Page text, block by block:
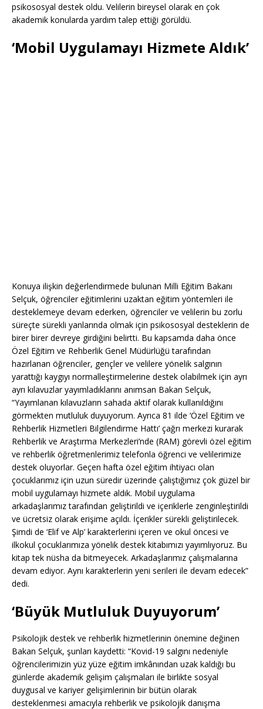
psikososyal destek oldu. Velilerin bireysel olarak en çok
akademik konularda yardım talep ettiği görüldü.
‘Mobil Uygulamayı Hizmete Aldık’
Konuya ilişkin değerlendirmede bulunan Milli Eğitim Bakanı
Selçuk, öğrenciler eğitimlerini uzaktan eğitim yöntemleri ile
desteklemeye devam ederken, öğrenciler ve velilerin bu zorlu
süreçte sürekli yanlarında olmak için psikososyal desteklerin de
birer birer devreye girdiğini belirtti. Bu kapsamda daha önce
Özel Eğitim ve Rehberlik Genel Müdürlüğü tarafından
hazırlanan öğrenciler, gençler ve velilere yönelik salgının
yarattığı kaygıyı normalleştirmelerine destek olabilmek için ayrı
ayrı kılavuzlar yayımladıklarını anımsan Bakan Selçuk,
“Yayımlanan kılavuzların sahada aktif olarak kullanıldığını
görmekten mutluluk duyuyorum. Ayrıca 81 ilde ‘Özel Eğitim ve
Rehberlik Hizmetleri Bilgilendirme Hattı’ çağrı merkezi kurarak
Rehberlik ve Araştırma Merkezleri’nde (RAM) görevli özel eğitim
ve rehberlik öğretmenlerimiz telefonla öğrenci ve velilerimize
destek oluyorlar. Geçen hafta özel eğitim ihtiyacı olan
çocuklarımız için uzun süredir üzerinde çalıştığımız çok güzel bir
mobil uygulamayı hizmete aldık. Mobil uygulama
arkadaşlarımız tarafından geliştirildi ve içeriklerle zenginleştirildi
ve ücretsiz olarak erişime açıldı. İçerikler sürekli geliştirilecek.
Şimdi de ‘Elif ve Alp’ karakterlerini içeren ve okul öncesi ve
ilkokul çocuklarımıza yönelik destek kitabımızı yayımlıyoruz. Bu
kitap tek nüsha da bitmeyecek. Arkadaşlarımız çalışmalarına
devam ediyor. Aynı karakterlerin yeni serileri ile devam edecek”
dedi.
‘Büyük Mutluluk Duyuyorum’
Psikolojik destek ve rehberlik hizmetlerinin önemine değinen
Bakan Selçuk, şunları kaydetti: “Kovid-19 salgını nedeniyle
öğrencilerimizin yüz yüze eğitim imkânından uzak kaldığı bu
günlerde akademik gelişim çalışmaları ile birlikte sosyal
duygusal ve kariyer gelişimlerinin bir bütün olarak
desteklenmesi amacıyla rehberlik ve psikolojik danışma